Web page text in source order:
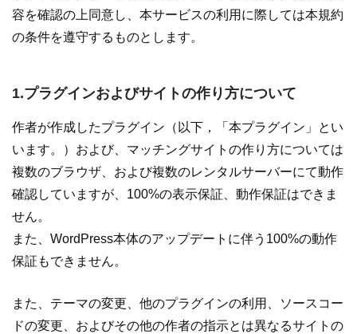
容を確認の上同意し、本サービスの利用に際しては本規約
の条件を遵守するものとします。
1.プラグインおよびサイトの作り方について
作者が作成したプラグイン（以下，「本プラグイン」とい
います。）および、マッチングサイトの作り方については
複数のブラウザ、および複数のレンタルサーバーにて動作
確認していますが、100%の表示保証、動作保証はできま
せん。
また、WordPress本体のアップデートに伴う100%の動作
保証もできません。
また、テーマの変更、他のプラグインの利用、ソースコー
ドの変更、およびその他の作者の指示とは異なるサイトの